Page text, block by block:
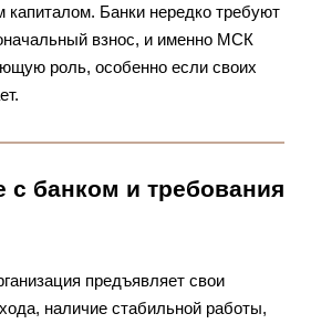
Банки нередко требуют
взнос, и именно МСК
роль, особенно если своих
с банком и требования
предъявляет свои
наличие стабильной работы,